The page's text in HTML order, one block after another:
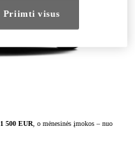
500 EUR , o mėnesinės įmokos – nuo
Priimti visus